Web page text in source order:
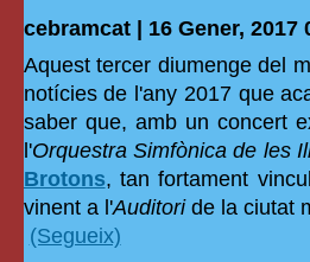
cebramcat | 16 Gener, 2017
Aquest tercer diumenge del
notícies de l'any 2017 que
saber que, amb un concert
l'Orquestra Simfònica de les
Brotons, tan fortament
vinent a l'Auditoride la ciutat
(Segueix)